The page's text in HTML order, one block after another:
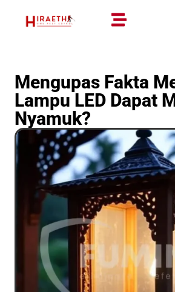
Mengupas Fakta
Lampu LED Dapat
Nyamuk?